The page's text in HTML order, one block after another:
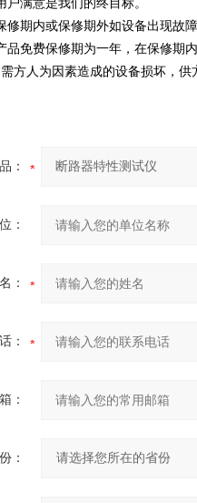
户满意是我们的终目标。
修期内或保修期外如设备出现故
品免费保修期为一年，在保修期
方人为因素造成的设备损坏，供
：
：
：
：
：
：